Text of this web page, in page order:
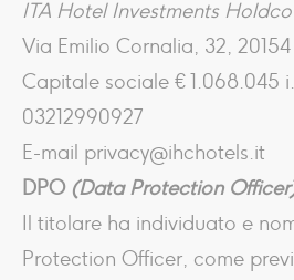
ITA Hotel Investments Holdco
Via Emilio Cornalia, 32,
Capitale sociale € 1.068.045
03212990927
E-mail privacy@ihchotels.it
DPO (Data Protection
Il titolare ha individuato e
Protection Officer, come